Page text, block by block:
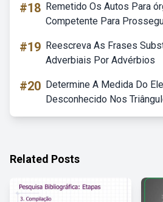
#18 Remetido Os Autos Para
Competente Para
#19 Reescreva As Frases
Adverbiais Por Advérbios
#20 Determine A Medida Do
Desconhecido Nos
Related Posts